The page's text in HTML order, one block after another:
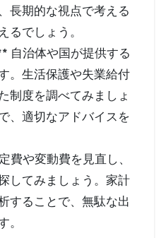
長期的な視点で考える
るでしょう。
自治体や国が提供する
。生活保護や失業給付
制度を調べてみましょ
、適切なアドバイスを
費や変動費を見直し、
してみましょう。家計
することで、無駄な出
。